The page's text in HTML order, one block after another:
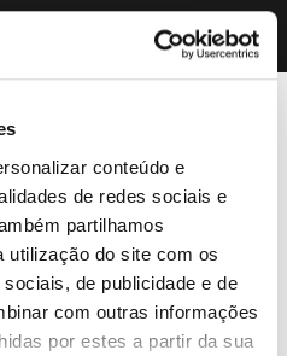
conteúdo e
de redes sociais e
partilhamos
utilização do site com os
de publicidade e de
com outras informações
por estes a partir da sua